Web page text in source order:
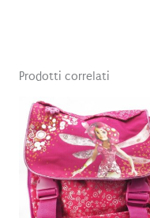
Prodotti correlati